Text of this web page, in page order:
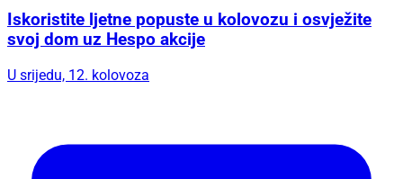
Iskoristite ljetne popuste u kolovozu i osvježite
svoj dom uz Hespo akcije
U srijedu, 12. kolovoza